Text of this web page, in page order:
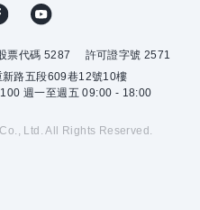
票代碼 5287
許可證字號 2571
路五段609巷12號10樓
週一至週五 09:00 - 18:00
Ltd. All Rights Reserved.